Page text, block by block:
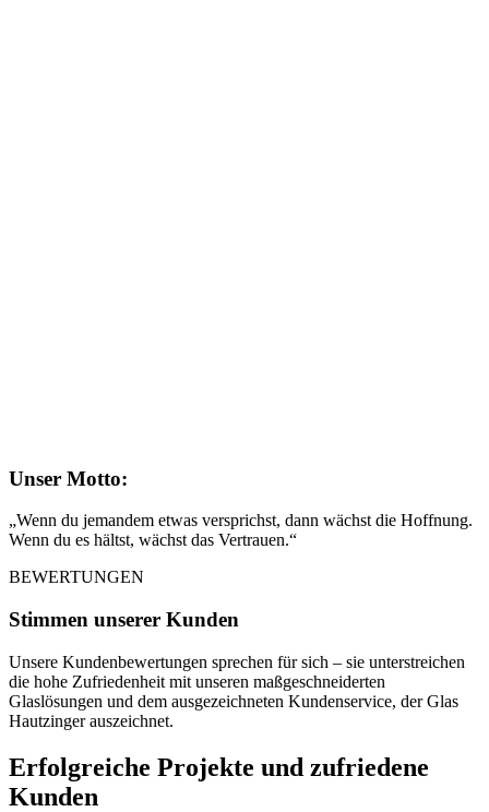
Unser Motto:
„Wenn du jemandem etwas versprichst, dann wächst die Hoffnung.
Wenn du es hältst, wächst das Vertrauen.“
BEWERTUNGEN
Stimmen unserer Kunden
Unsere Kundenbewertungen sprechen für sich – sie unterstreichen
die hohe Zufriedenheit mit unseren maßgeschneiderten
Glaslösungen und dem ausgezeichneten Kundenservice, der Glas
Hautzinger auszeichnet.
Erfolgreiche Projekte und zufriedene
Kunden